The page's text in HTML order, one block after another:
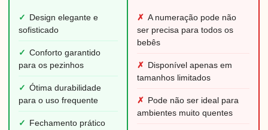
✓
Design elegante e
sofisticado
✓ Conforto garantido
para os pezinhos
✓ Ótima durabilidade
para o uso frequente
✓
Fechamento prático
✗ A numeração pode não
ser precisa para todos os
bebês
✗ Disponível apenas em
tamanhos limitados
✗ Pode não ser ideal para
ambientes muito quentes